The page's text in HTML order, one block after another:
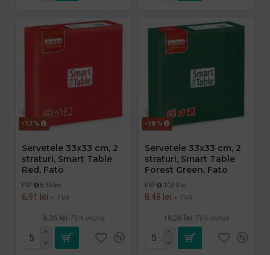
-17 %
Servetele 33x33 cm, 2
straturi, Smart Table
Red, Fato
PRP 8,35 lei
6,91 lei + TVA
8,36 lei TVA inclus
-18 %
Servetele 33x33 cm, 2
straturi, Smart Table
Forest Green, Fato
PRP 10,40 lei
8,48 lei + TVA
10,26 lei TVA inclus